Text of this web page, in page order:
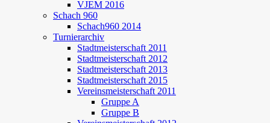
VJEM 2016
Schach 960
Schach960 2014
Turnierarchiv
Stadtmeisterschaft 2011
Stadtmeisterschaft 2012
Stadtmeisterschaft 2013
Stadtmeisterschaft 2015
Vereinsmeisterschaft 2011
Gruppe A
Gruppe B